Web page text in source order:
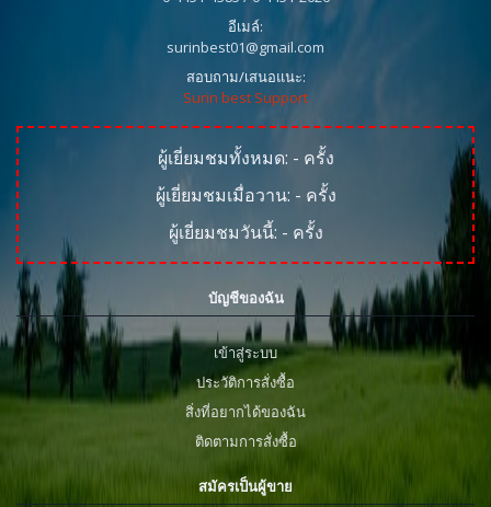
อีเมล์:
surinbest01@gmail.com
สอบถาม/เสนอแนะ:
Surin best Support
ผู้เยี่ยมชมทั้งหมด: - ครั้ง
ผู้เยี่ยมชมเมื่อวาน: - ครั้ง
ผู้เยี่ยมชมวันนี้: - ครั้ง
บัญชีของฉัน
เข้าสู่ระบบ
ประวัติการสั่งซื้อ
สิ่งที่อยากได้ของฉัน
ติดตามการสั่งซื้อ
สมัครเป็นผู้ขาย